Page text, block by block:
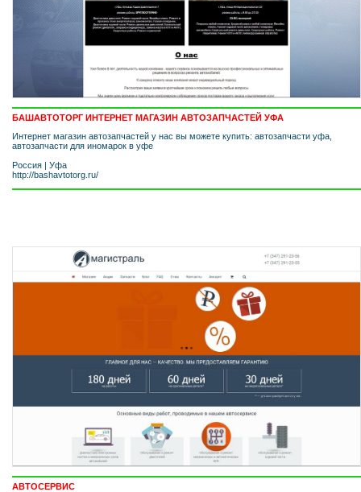
БАШАВТОТОРГ ИНТЕРНЕТ МАГАЗИН АВТОЗАПЧАСТЕЙ УФА
Интернет магазин автозапчастей у нас вы можете купить: автозапчасти уфа,
автозапчасти для иномарок в уфе
Россия
Уфа
http://bashavtotorg.ru/
АВТОСЕРВИС